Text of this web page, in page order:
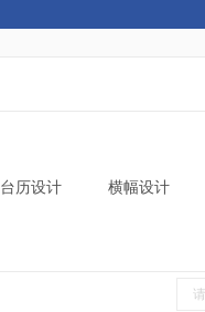
台历设计 横幅设计